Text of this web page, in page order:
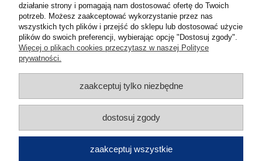
« 1 2 3 4 5 ... 14 »
Pomoc
Moje konto
Płatności i dostawa
Informacje
działanie strony i pomagają nam dostosować ofertę do Twoich
potrzeb. Możesz zaakceptować wykorzystanie przez nas
wszystkich tych plików i przejść do sklepu lub dostosować użycie
plików do swoich preferencji, wybierając opcję "Dostosuj zgody".
Więcej o plikach cookies przeczytasz w naszej Polityce
prywatności.
zaakceptuj tylko niezbędne
dostosuj zgody
zaakceptuj wszystkie